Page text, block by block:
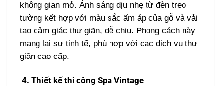
không gian mở. Ánh sáng dịu nhẹ từ đèn treo
tường kết hợp với màu sắc ấm áp của gỗ và vải
tạo cảm giác thư giãn, dễ chịu. Phong cách này
mang lại sự tinh tế, phù hợp với các dịch vụ thư
giãn cao cấp.
4. Thiết kế thi công Spa Vintage